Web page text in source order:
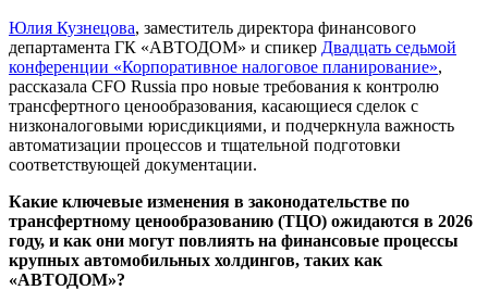
Юлия Кузнецова, заместитель директора финансового
департамента ГК «АВТОДОМ» и спикер Двадцать седьмой
конференции «Корпоративное налоговое планирование»,
рассказала CFO Russia про новые требования к контролю
трансфертного ценообразования, касающиеся сделок с
низконалоговыми юрисдикциями, и подчеркнула важность
автоматизации процессов и тщательной подготовки
соответствующей документации.
Какие ключевые изменения в законодательстве по
трансфертному ценообразованию (ТЦО) ожидаются в 2026
году, и как они могут повлиять на финансовые процессы
крупных автомобильных холдингов, таких как
«АВТОДОМ»?